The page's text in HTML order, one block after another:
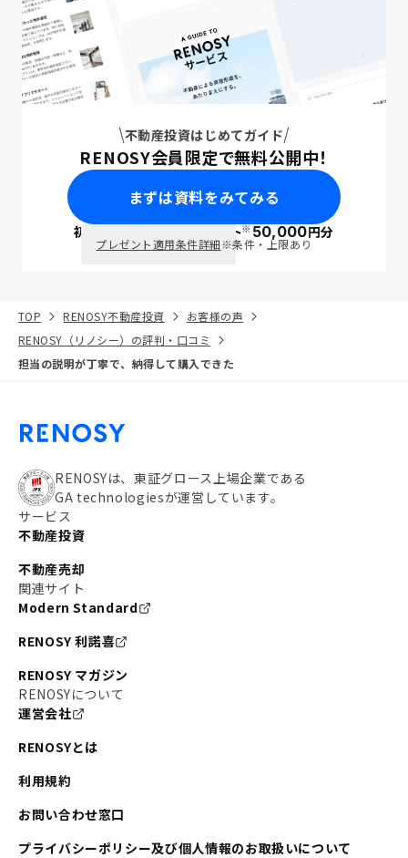
不動産投資はじめてガイド
RENOSY会員限定で無料公開中！
まずは資料をみてみる
初回面談で ポイント※50,000円分
プレゼント適用条件詳細※条件・上限あり
TOP RENOSY不動産投資
お客様の声
RENOSY（リノシー）の評判・口コミ
担当の説明が丁寧で、納得して購入できた
RENOSYは、東証グロース上場企業である
GA technologiesが運営しています。
サービス
不動産投資
不動産売却
関連サイト
Modern Standard
RENOSY 利諾喜
RENOSY マガジン
RENOSYについて
運営会社
RENOSYとは
利用規約
お問い合わせ窓口
プライバシーポリシー及び個人情報のお取扱いについて